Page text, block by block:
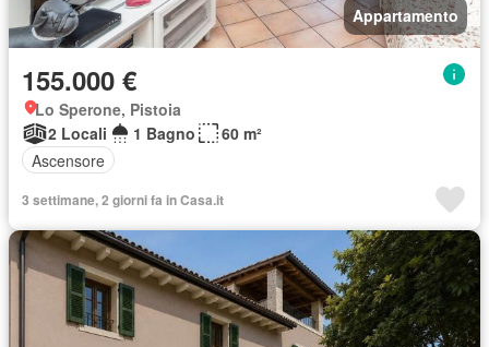
Appartamento
155.000 €
Lo Sperone, Pistoia
2 Locali
1 Bagno
60 m²
Ascensore
3 settimane, 2 giorni fa in Casa.it